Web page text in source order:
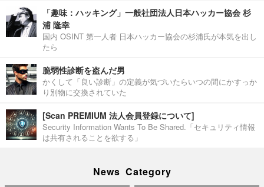
「趣味：ハッキング」一般社団法人日本ハッカー協会 杉
浦 隆幸
国内 OSINT 第一人者 日本ハッカー協会の杉浦氏が本気を出し
たら
脆弱性診断を盗んだ男
かくして「良い診断」の定義が気づいたらいつの間にかすっか
り別物に交換されていた
[Scan PREMIUM 法人会員登録について]
Security Information Wants To Be Shared.「セキュリティ情報
は共有されることを欲する」
News Category